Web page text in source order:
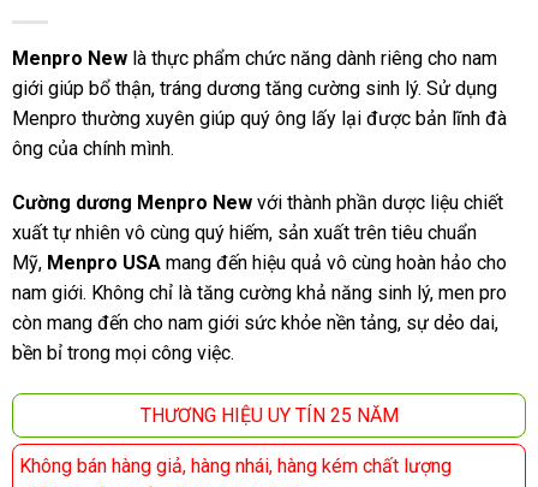
Menpro Newlà thực phẩm chức năng dành riêng cho nam
giới giúp bổ thận, tráng dương tăng cường sinh lý. Sử dụng
Menpro thường xuyên giúp quý ông lấy lại được bản lĩnh đà
ông của chính mình.
Cường dương Menpro Newvới thành phần dược liệu chiết
xuất tự nhiên vô cùng quý hiếm, sản xuất trên tiêu chuẩn
Mỹ, Menpro USAmang đến hiệu quả vô cùng hoàn hảo cho
nam giới. Không chỉ là tăng cường khả năng sinh lý, men pro
còn mang đến cho nam giới sức khỏe nền tảng, sự dẻo dai,
bền bỉ trong mọi công việc.
THƯƠNG HIỆU UY TÍN 25 NĂM
Không bán hàng giả, hàng nhái, hàng kém chất lượng